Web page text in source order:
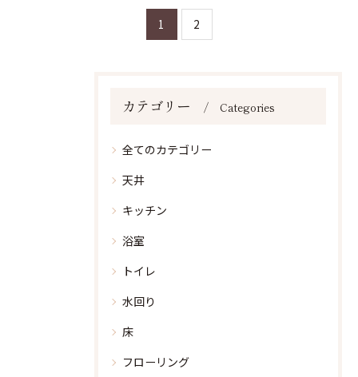
1 2
カテゴリー Categories
全てのカテゴリー
天井
キッチン
浴室
トイレ
水回り
床
フローリング